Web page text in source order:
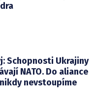
Schopnosti Ukrajiny
NATO. Do aliance
nevstoupíme